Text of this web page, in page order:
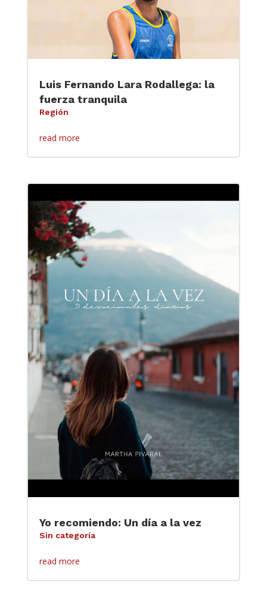
Luis Fernando Lara Rodallega: la
fuerza tranquila
Región
read more
Yo recomiendo: Un día a la vez
Sin categoría
read more